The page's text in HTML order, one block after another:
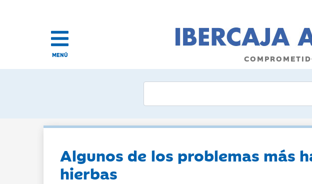
MENÚ
Algunos de los problemas más
hierbas